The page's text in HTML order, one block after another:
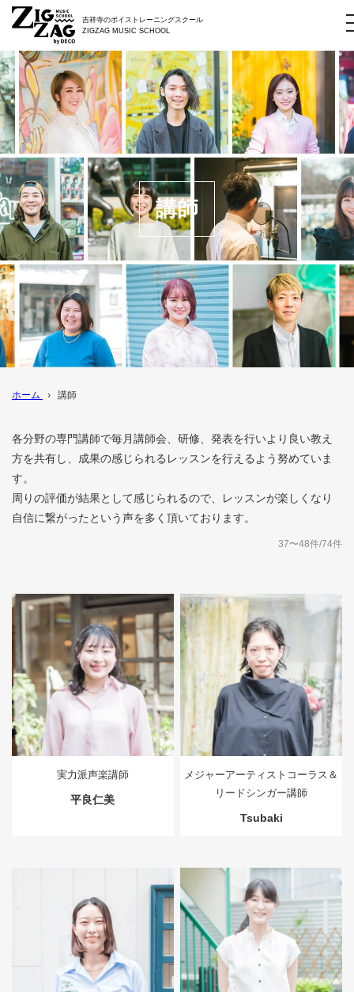
吉祥寺のボイストレーニングスクール
ZIGZAG MUSIC SCHOOL
講師
ホーム › 講師
各分野の専門講師で毎月講師会、研修、発表を行いより良い教え
方を共有し、成果の感じられるレッスンを行えるよう努めていま
す。
周りの評価が結果として感じられるので、レッスンが楽しくなり
自信に繋がったという声を多く頂いております。
37〜48件/74件
実力派声楽講師
平良仁美
メジャーアーティストコーラス＆
リードシンガー講師
Tsubaki